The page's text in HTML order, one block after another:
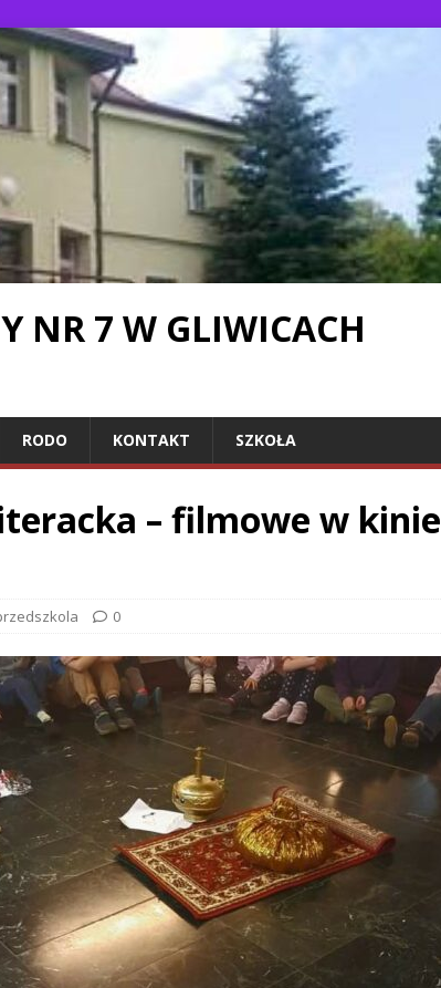
NR 7 W GLIWICACH
RODO KONTAKT SZKOŁA
– filmowe w kinie
0